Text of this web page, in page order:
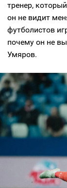
тренер,
он не видит
футболистов
почему он не
Умяров.